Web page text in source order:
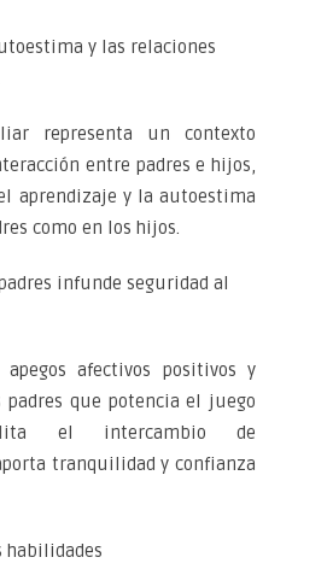
y las relaciones
representa un contexto
entre padres e hijos,
aprendizaje y la autoestima
como en los hijos.
infunde seguridad al
afectivos positivos y
padres que potencia el juego
el intercambio de
tranquilidad y confianza
habilidades